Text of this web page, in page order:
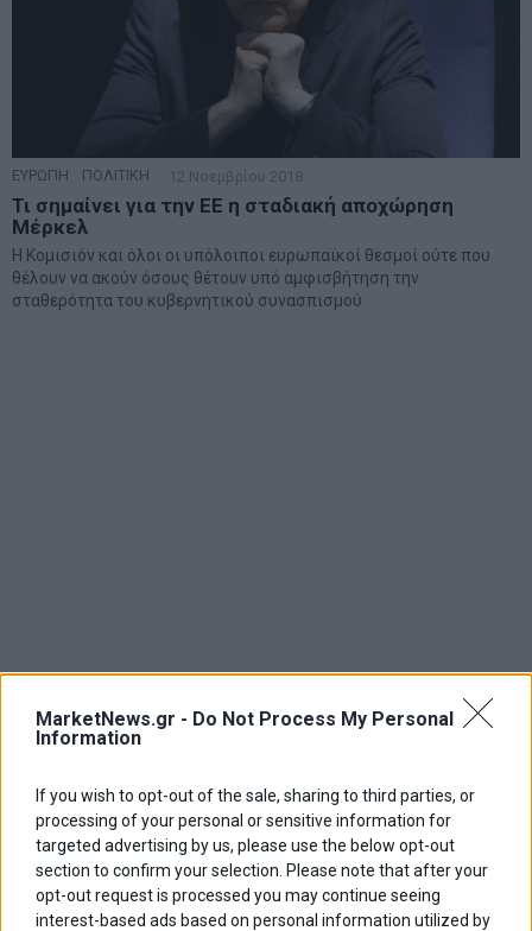
MarketNews.gr - Do Not Process My Personal
Information
If you wish to opt-out of the sale, sharing to third parties, or
processing of your personal or sensitive information for
targeted advertising by us, please use the below opt-out
section to confirm your selection. Please note that after your
opt-out request is processed you may continue seeing
interest-based ads based on personal information utilized by
ΕΥΡΩΠΗ ΠΟΛΙΤΙΚΗ 12 Νοεμβρίου 2018
Τι σημαίνει για την ΕΕ η σταδιακή αποχώρηση
Μέρκελ
Η Κομισιόν και όλοι οι υπόλοιποι ευρωπαϊκοί θεσμοί ούτε που
θέλουν να ακούν όσους θέτουν υπό αμφισβήτηση την
σταθερότητα του κυβερνητικού συνασπισμού